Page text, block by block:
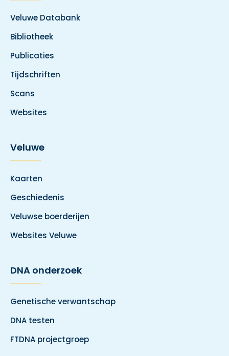
Veluwe Databank
Bibliotheek
Publicaties
Tijdschriften
Scans
Websites
Veluwe
Kaarten
Geschiedenis
Veluwse boerderijen
Websites Veluwe
DNA onderzoek
Genetische verwantschap
DNA testen
FTDNA projectgroep